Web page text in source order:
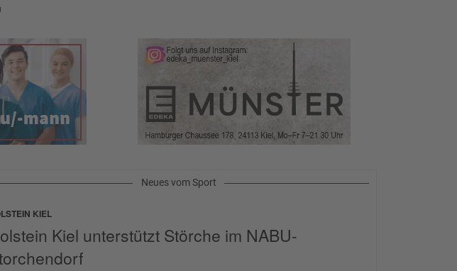
Neues vom Sport
KIEL
Kiel unterstützt Störche im NABU-